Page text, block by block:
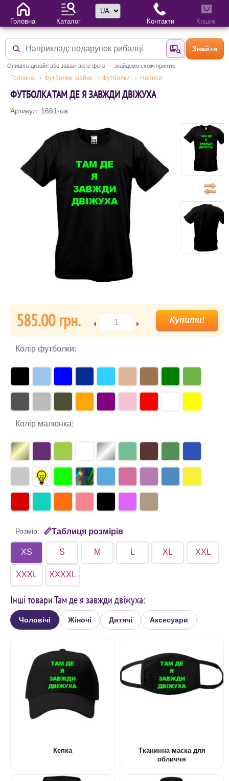
Знайти за
Знайти
Опишіть дизайн або завантажте фото — знайдемо схожі принти.
Головна Футболки, майки Футболки Написи
ФУТБОЛКА ТАМ ДЕ Я ЗАВЖДИ ДВІЖУХА
Артикул: 1661-ua
585.00 гpн.
Колір футболки:
Колір малюнка:
Розмір: 📏Таблиця розмірів
XS S M L XL XXL
XXXL XXXXL
Інші товари Там де я завжди двіжуха:
Чоловічі Жіночі Дитячі Аксесуари
Кепка
Тканинна маска для
обличчя
Головна Каталог
Вибір мови
Контакти Кошик